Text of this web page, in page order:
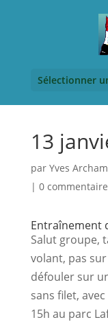
Sélectionner
13
par Yves
| 0
Entraînement
Salut groupe,
volant, pas
défouler sur
sans filet,
15h au parc